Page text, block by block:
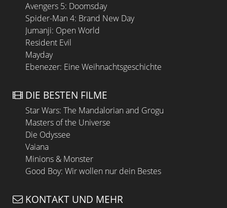
Avengers 5: Doomsday
Spider-Man 4: Brand New Day
Jumanji: Open World
Resident Evil
Mayday
Ebenezer: Eine Weihnachtsgeschichte
DIE BESTEN FILME
Star Wars: The Mandalorian and Grogu
Masters of the Universe
Die Odyssee
Vaiana
Minions & Monster
Good Boy: Wir wollen nur dein Bestes
KONTAKT UND MEHR